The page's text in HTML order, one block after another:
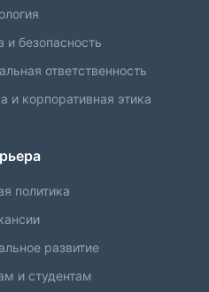
и безопасность
ответственность
и корпоративная этика
политика
развитие
и студентам